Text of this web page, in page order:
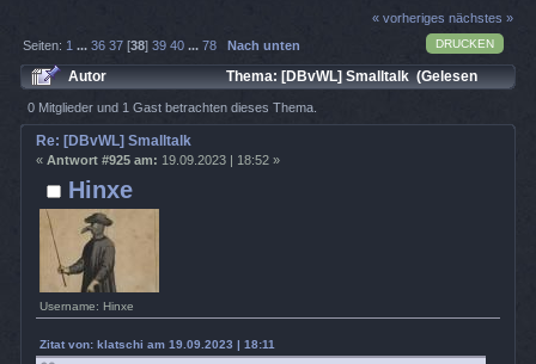
« vorheriges nächstes »
DRUCKEN
Seiten: 1 ...36 37 [38]39 40 ...78 Nach unten
Autor
Thema: [DBvWL] Smalltalk (Gelesen
130279 mal)
0 Mitglieder und 1 Gast betrachten dieses Thema.
Hinxe
Username: Hinxe
Re: [DBvWL] Smalltalk
« Antwort #925 am: 19.09.2023 | 18:52 »
Zitat von: klatschi am 19.09.2023 | 18:11